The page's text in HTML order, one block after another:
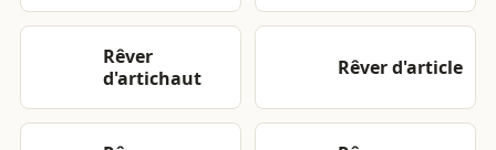
Rêver
d'artichaut
Rêver d'article